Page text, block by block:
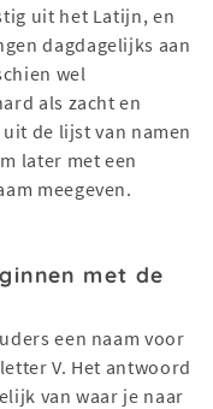
uit het Latijn, en
dagdagelijks aan
wel
als zacht en
de lijst van namen
later met een
meegeven.
met de
een naam voor
V. Het antwoord
van waar je naar